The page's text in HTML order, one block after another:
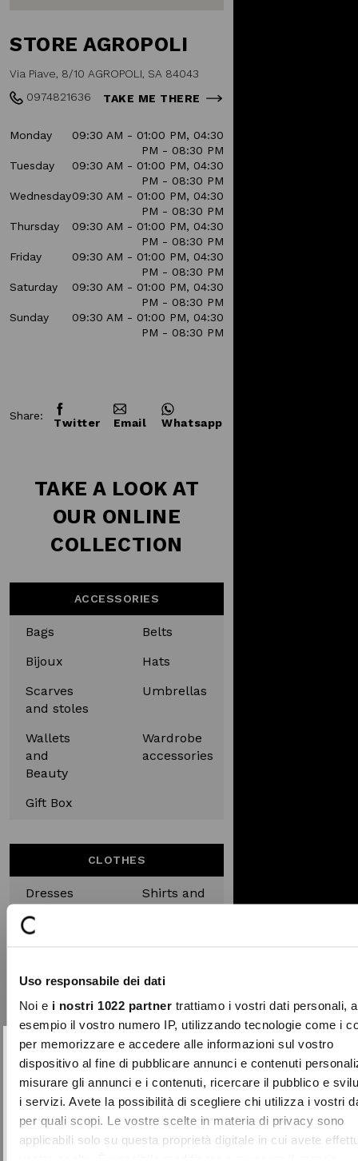
Uso responsabile dei dati
Noi e i nostri 1022 partnertrattiamo i vostri dati personali,
esempio il vostro numero IP, utilizzando tecnologie come i
per memorizzare e accedere alle informazioni sul vostro
dispositivo al fine di pubblicare annunci e contenuti
misurare gli annunci e i contenuti, ricercare il pubblico e
i servizi. Avete la possibilità di scegliere chi utilizza i vostri
per quali scopi. Le vostre scelte in materia di privacy sono
applicabili solo su questa proprietà digitale in cui avete
STORE AGROPOLI
Via Piave, 8/10 AGROPOLI, SA 84043
0974821636
TAKE ME THERE
Monday
09:30 AM - 01:00 PM, 04:30
PM - 08:30 PM
Tuesday
09:30 AM - 01:00 PM, 04:30
PM - 08:30 PM
Wednesday09:30 AM - 01:00 PM, 04:30
PM - 08:30 PM
Thursday
09:30 AM - 01:00 PM, 04:30
PM - 08:30 PM
Friday
09:30 AM - 01:00 PM, 04:30
PM - 08:30 PM
Saturday
09:30 AM - 01:00 PM, 04:30
PM - 08:30 PM
Sunday
09:30 AM - 01:00 PM, 04:30
PM - 08:30 PM
Share:
Twitter Email Whatsapp
TAKE A LOOK AT
OUR ONLINE
COLLECTION
ACCESSORIES
Bags
Belts
Bijoux
Hats
Scarves
and stoles
Umbrellas
Wallets
and
Beauty
Wardrobe
accessories
Gift Box
CLOTHES
Dresses
tracksuits
Shirts and
jackets
Winter
coats
Coats
Jackets
Skirts
Denim
Knitwear
Cardigan
Trousers
Tops
T-Shirt
Close
SUBSCRIBE TO OUR
NEWSLETTER
Sign up now and be the first to find out
about our latest news and events.
FIRST NAME LAST NAME